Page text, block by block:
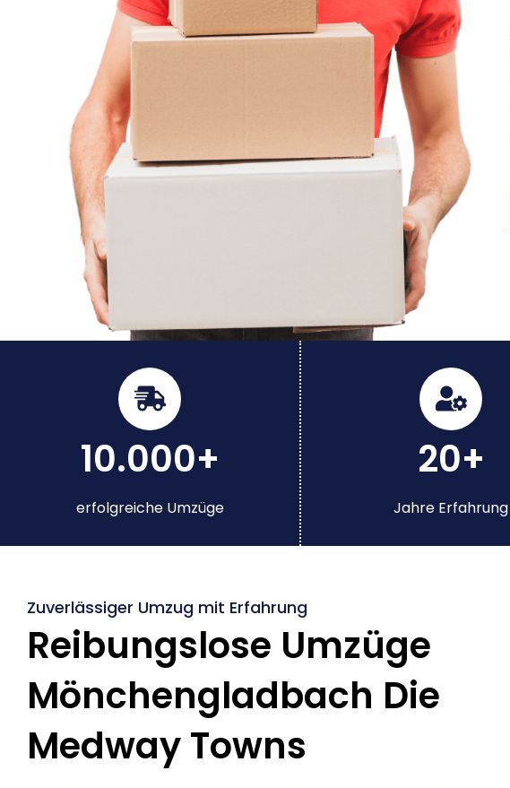
10.000+
erfolgreiche Umzüge
20+
Jahre Erfahrung
Zuverlässiger Umzug mit Erfahrung
Reibungslose Umzüge
Mönchengladbach Die
Medway Towns